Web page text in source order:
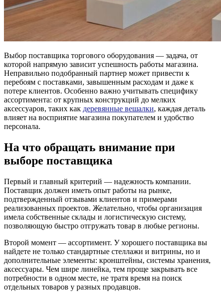
Выбор поставщика торгового оборудования — задача, от
которой напрямую зависит успешность работы магазина.
Неправильно подобранный партнер может привести к
перебоям с поставками, завышенным расходам и даже к
потере клиентов. Особенно важно учитывать специфику
ассортимента: от крупных конструкций до мелких
аксессуаров, таких как деревянные вешалки, каждая деталь
влияет на восприятие магазина покупателем и удобство
персонала.
На что обращать внимание при
выборе поставщика
Первый и главный критерий — надежность компании.
Поставщик должен иметь опыт работы на рынке,
подтвержденный отзывами клиентов и примерами
реализованных проектов. Желательно, чтобы организация
имела собственные склады и логистическую систему,
позволяющую быстро отгружать товар в любые регионы.
Второй момент — ассортимент. У хорошего поставщика вы
найдете не только стандартные стеллажи и витрины, но и
дополнительные элементы: кронштейны, системы хранения,
аксессуары. Чем шире линейка, тем проще закрывать все
потребности в одном месте, не тратя время на поиск
отдельных товаров у разных продавцов.